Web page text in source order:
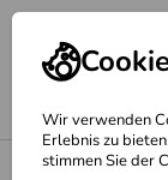
Wir verwenden
Erlebnis zu
stimmen Sie der
Hepco Becker